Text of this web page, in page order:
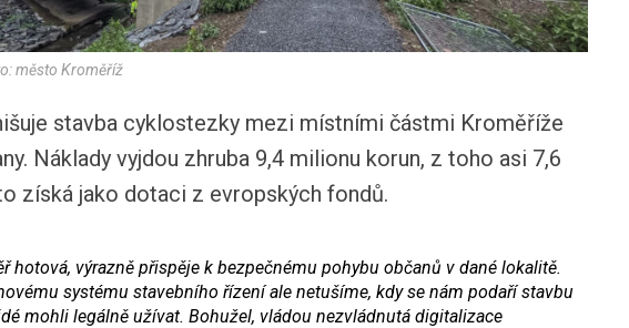
město Kroměříž
stavba cyklostezky mezi místními částmi Kroměříže
Náklady vyjdou zhruba 9,4 milionu korun, z toho asi 7,6
získá jako dotaci z evropských fondů.
hotová, výrazně přispěje k bezpečnému pohybu občanů v dané lokalitě.
systému stavebního řízení ale netušíme, kdy se nám podaří stavbu
mohli legálně užívat. Bohužel, vládou nezvládnutá digitalizace